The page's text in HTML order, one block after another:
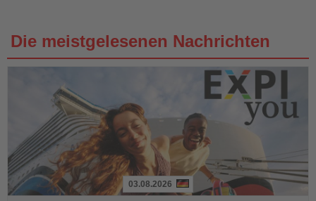
Die meistgelesenen Nachrichten
03.08.2026